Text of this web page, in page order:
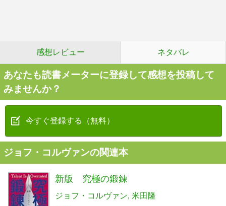
感想レビュー ネタバレ
あなたも読書メーターに登録して感想を投稿して
みませんか？
今すぐ登録する（無料）
ジョフ・コルヴァンの関連本
新版 究極の鍛錬
ジョフ・コルヴァン 米田隆